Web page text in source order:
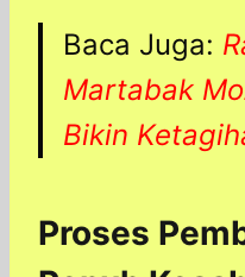
Baca Juga:
Martabak
Bikin
Proses